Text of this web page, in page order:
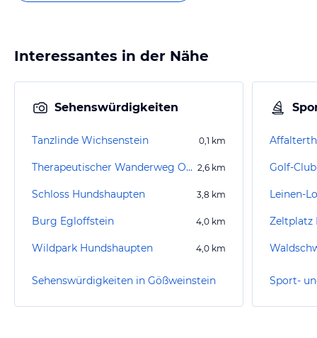
Interessantes in der Nähe
Sehenswürdigkeiten
Tanzlinde Wichsenstein 0,1 km
Therapeutischer Wanderweg Obertrubach 2,6 km
Schloss Hundshaupten 3,8 km
Burg Egloffstein 4,0 km
Wildpark Hundshaupten 4,0 km
Sehenswürdigkeiten in Gößweinstein
Leinen-
Zeltplatz